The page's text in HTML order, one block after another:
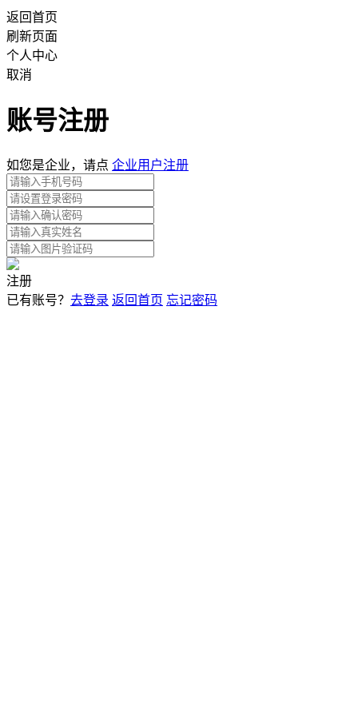
返回首页
刷新页面
个人中心
取消
账号注册
如您是企业，请点 企业用户注册
注册
已有账号？ 去登录 返回首页 忘记密码